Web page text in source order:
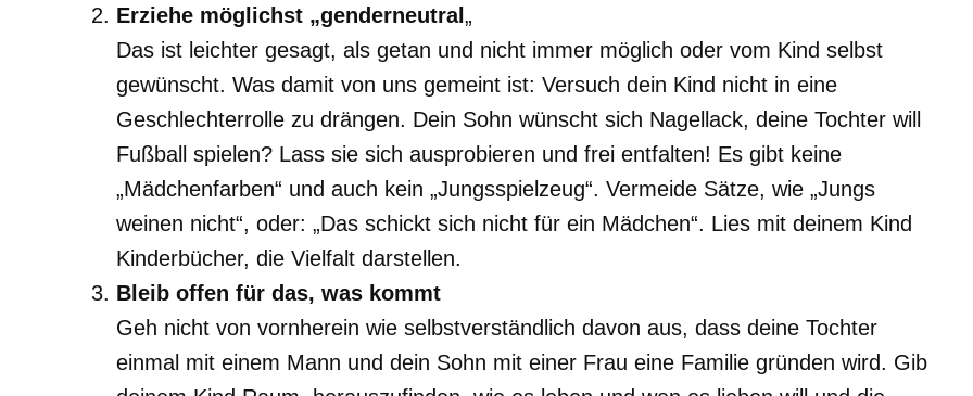
Erziehe möglichst „genderneutral„
Das ist leichter gesagt, als getan und nicht immer möglich oder vom Kind selbst
gewünscht. Was damit von uns gemeint ist: Versuch dein Kind nicht in eine
Geschlechterrolle zu drängen. Dein Sohn wünscht sich Nagellack, deine Tochter will
Fußball spielen? Lass sie sich ausprobieren und frei entfalten! Es gibt keine
„Mädchenfarben“ und auch kein „Jungsspielzeug“. Vermeide Sätze, wie „Jungs
weinen nicht“, oder: „Das schickt sich nicht für ein Mädchen“. Lies mit deinem Kind
Kinderbücher, die Vielfalt darstellen.
Bleib offen für das, was kommt
Geh nicht von vornherein wie selbstverständlich davon aus, dass deine Tochter
einmal mit einem Mann und dein Sohn mit einer Frau eine Familie gründen wird. Gib